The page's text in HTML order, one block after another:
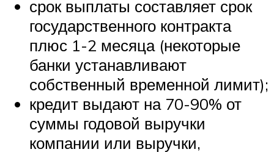
срок выплаты составляет срок
государственного контракта
плюс 1-2 месяца (некоторые
банки устанавливают
собственный временной лимит);
кредит выдают на 70-90% от
суммы годовой выручки
компании или выручки,